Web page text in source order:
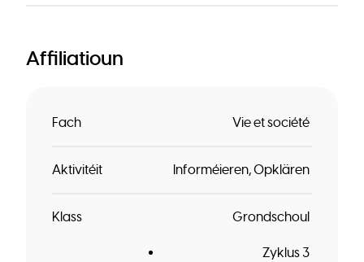
Affiliatioun
Fach Vie et société
Aktivitéit Informéieren Opklären
Klass Grondschoul
Zyklus 3